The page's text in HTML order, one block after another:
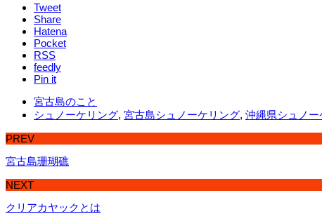
Tweet
Share
Hatena
Pocket
RSS
feedly
Pin it
宮古島のこと
シュノーケリング, 宮古島シュノーケリング, 沖縄県シュノー
PREV
宮古島珊瑚礁
NEXT
クリアカヤックとは